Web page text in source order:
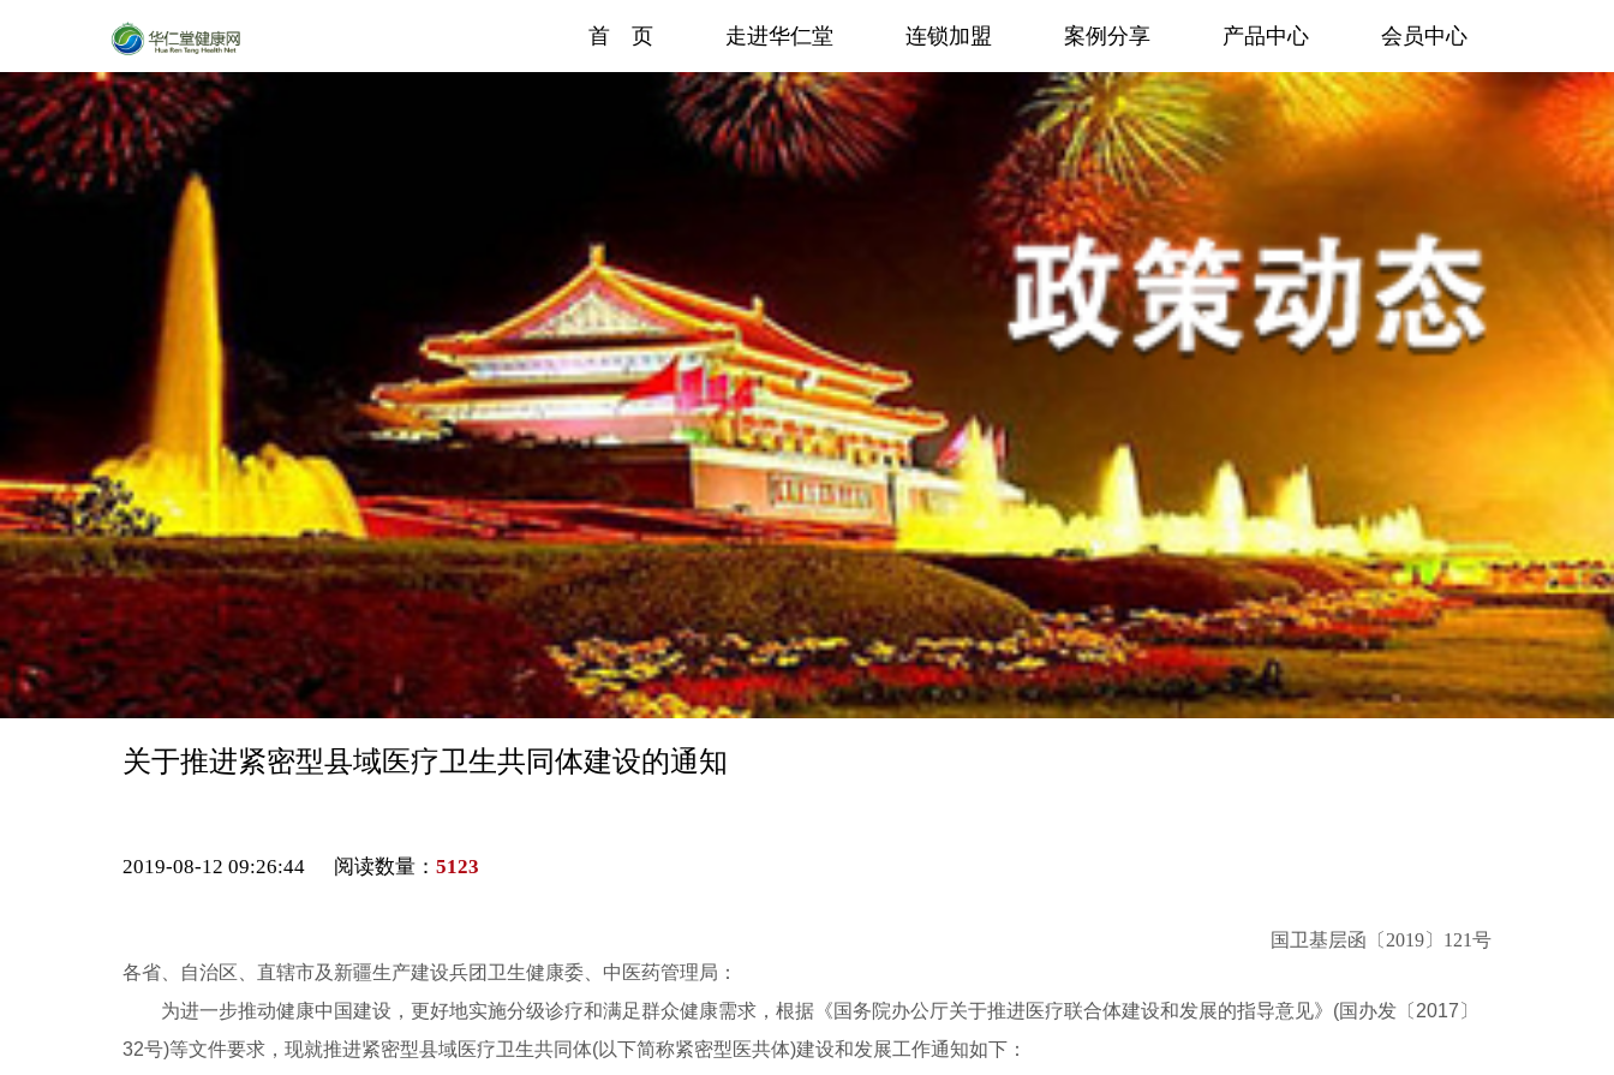
首 页 走进华仁堂 连锁加盟 案例分享 产品中心 会员中心
关于推进紧密型县域医疗卫生共同体建设的通知
2019-08-12 09:26:44 阅读数量： 5123
国卫基层函〔2019〕121号
各省、自治区、直辖市及新疆生产建设兵团卫生健康委、中医药管理局：
为进一步推动健康中国建设，更好地实施分级诊疗和满足群众健康需求，根据《国务院办公厅关于推进医疗联合体建设和发展的指导意见》(国办发〔2017〕
32号)等文件要求，现就推进紧密型县域医疗卫生共同体(以下简称紧密型医共体)建设和发展工作通知如下：